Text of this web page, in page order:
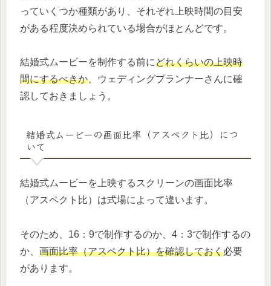
っていくつか種類があり、それぞれ上映時間の目安
がある程度決められている場合がほとんどです。
結婚式ムービーを制作する前にどれくらいの上映時
間にするべきか、ウェディングプランナーさんに確
認しておきましょう。
結婚式ムービーの画面比率（アスペクト比）につ
いて
結婚式ムービーを上映するスクリーンの画面比率
（アスペクト比）は式場によって違います。
そのため、16：9で制作するのか、4：3で制作するの
か、 画面比率（アスペクト比）を確認しておく必要
があります。